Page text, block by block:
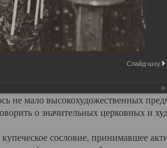
построек города. Обширный
стиля, с единственными нигде
резных, символических
В совокупности же с живописью,
утвари интерьер Троицкого
убранства собора, на
В соборной ризнице, библиотеке,
не мало высокохудожественных
о значительных церковных и
сословие, принимавшее
Слайд-шоу: